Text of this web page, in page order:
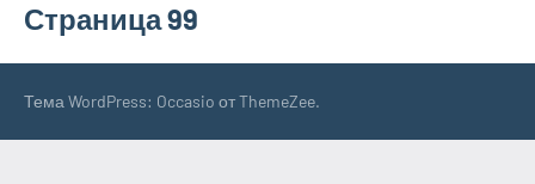
Страница 99
Тема WordPress: Occasio от ThemeZee.